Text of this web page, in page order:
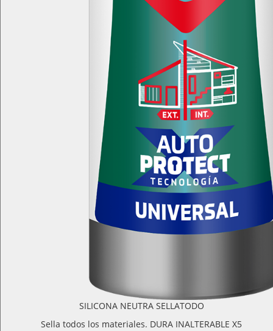
SILICONA NEUTRA SELLATODO
Sella todos los materiales. DURA INALTERABLE X5